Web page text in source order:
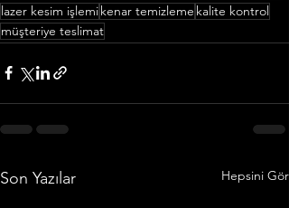
lazer kesim işlemikenar temizleme kalite kontrol
müşteriye teslimat
Son Yazılar Hepsini Gör